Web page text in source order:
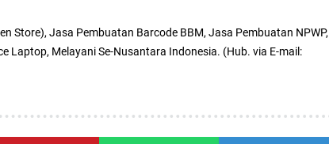
Store), Jasa Pembuatan Barcode BBM, Jasa Pembuatan NPWP,
Laptop, Melayani Se-Nusantara Indonesia. (Hub. via E-mail: